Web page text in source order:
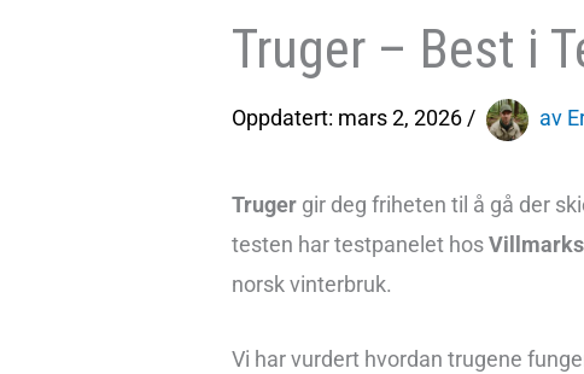
Truger – Best i
Oppdatert: mars 2, 2026 / av
Truger gir deg friheten til å gå der
testen har testpanelet hos
norsk vinterbruk.
Vi har vurdert hvordan trugene